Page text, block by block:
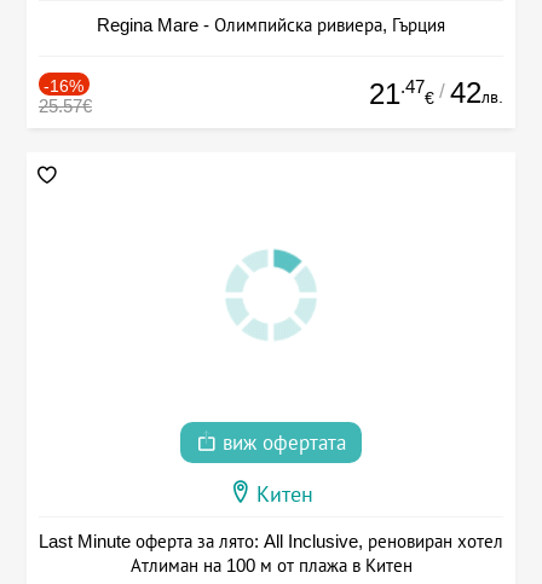
Regina Mare - Олимпийска ривиера, Гърция
-16%
25.57€ 21.47
€ / 42лв.
виж офертата
Китен
Last Minute оферта за лято: All Inclusive, реновиран хотел
Атлиман на 100 м от плажа в Китен